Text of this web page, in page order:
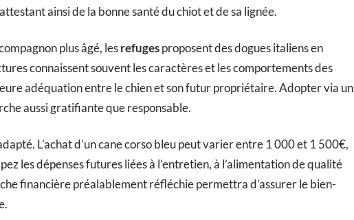
ainsi de la bonne santé du chiot et de sa lignée.
plus âgé, lesrefugesproposent des dogues italiens en
connaissent souvent les caractères et les comportements des
adéquation entre le chien et son futur propriétaire. Adopter via un
aussi gratifiante que responsable.
L’achat d’un cane corso bleu peut varier entre 1 000 et 1 500€,
les dépenses futures liées à l’entretien, à l’alimentation de qualité
financière préalablement réfléchie permettra d’assurer le bien-